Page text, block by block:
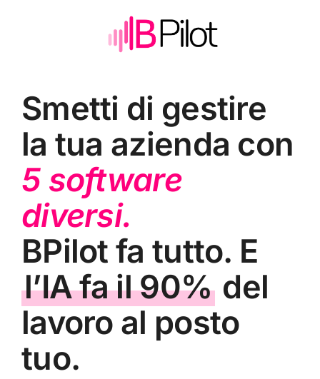
Smetti di gestire
la tua azienda con
5 software
diversi.
BPilot fa tutto. E
l’IA fa il 90% del
lavoro al posto
tuo.